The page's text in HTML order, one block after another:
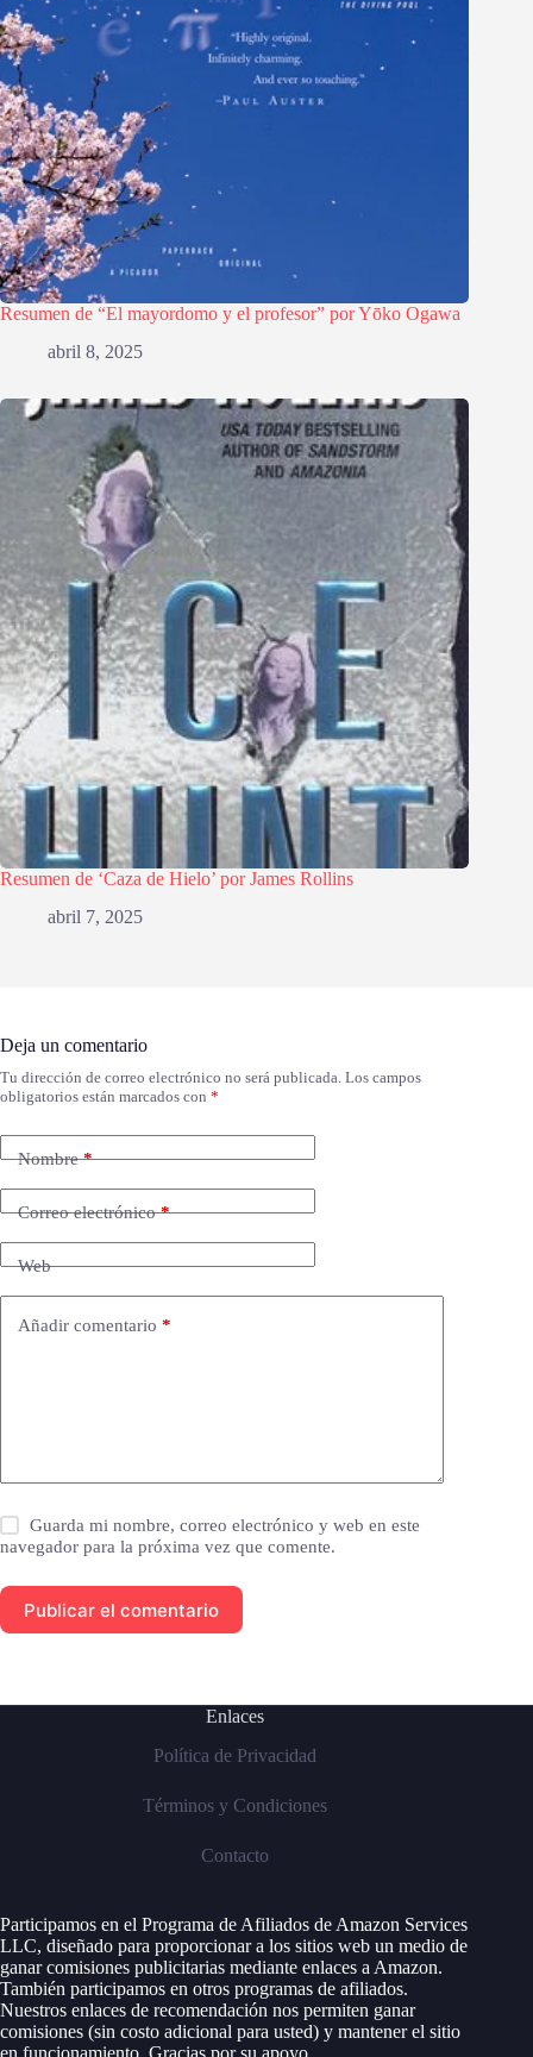
Resumen de “El mayordomo y el profesor” por Yōko Ogawa
abril 8, 2025
Resumen de ‘Caza de Hielo’ por James Rollins
abril 7, 2025
Deja un comentario
Tu dirección de correo electrónico no será publicada. Los campos
obligatorios están marcados con *
Nombre*
Correo electrónico*
Web
Añadir comentario *
Guarda mi nombre, correo electrónico y web en este
navegador para la próxima vez que comente.
Publicar el comentario
Enlaces
Política de Privacidad
Términos y Condiciones
Contacto
Participamos en el Programa de Afiliados de Amazon Services
LLC, diseñado para proporcionar a los sitios web un medio de
ganar comisiones publicitarias mediante enlaces a Amazon.
También participamos en otros programas de afiliados.
Nuestros enlaces de recomendación nos permiten ganar
comisiones (sin costo adicional para usted) y mantener el sitio